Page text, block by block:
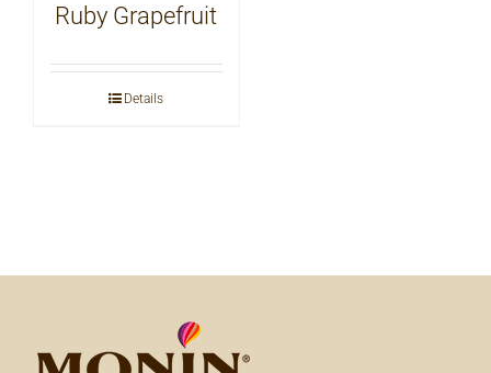
Ruby Grapefruit
Details